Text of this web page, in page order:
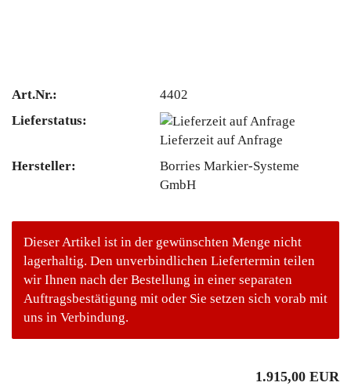
Art.Nr.:
4402
Lieferstatus:
Lieferzeit auf Anfrage
Hersteller:
Borries Markier-Systeme
GmbH
Dieser Artikel ist in der gewünschten Menge nicht
lagerhaltig. Den unverbindlichen Liefertermin teilen
wir Ihnen nach der Bestellung in einer separaten
Auftragsbestätigung mit oder Sie setzen sich vorab mit
uns in Verbindung.
1.915,00 EUR